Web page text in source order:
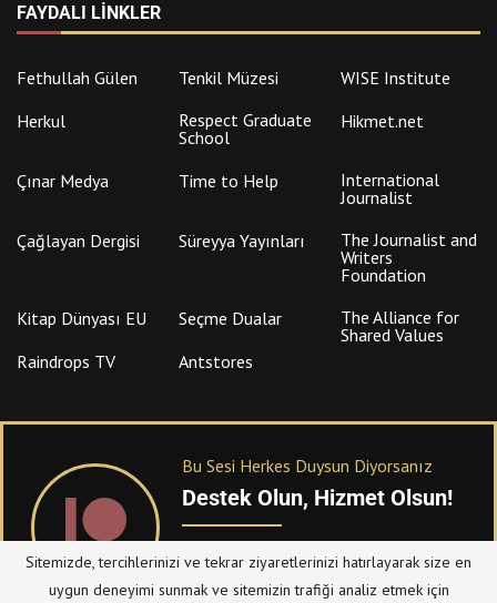
FAYDALI LINKLER
Fethullah Gülen Tenkil Müzesi
WISE Institute
Herkul
Respect Graduate
School
Hikmet.net
Çınar Medya Time to Help
International
Journalist
Çağlayan Dergisi
Süreyya Yayınları
The Journalist and
Writers
Foundation
Kitap Dünyası EU
Seçme Dualar
The Alliance for
Shared Values
Raindrops TV
Antstores
Bu Sesi Herkes Duysun Diyorsanız
Destek Olun, Hizmet Olsun!
PATREONüzerinden sitemize bağışta
bulanabilirsiniz.
Sitemizde, tercihlerinizi ve tekrar ziyaretlerinizi hatırlayarak size en
uygun deneyimi sunmak ve sitemizin trafiği analiz etmek için